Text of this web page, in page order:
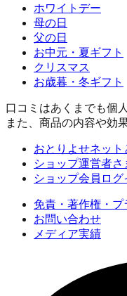
ホワイトデー
母の日
父の日
お中元・夏ギフト
クリスマス
お歳暮・冬ギフト
口コミはあくまでも個
また、商品の内容や効
おとりよせネット
ショップ運営者さ
ショップ会員ログ
免責・著作権・
お問い合わせ
メディア実績